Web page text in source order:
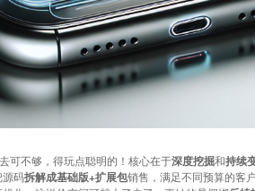
可不够，得玩点聪明的！核心在于深度挖掘和持续
源码拆解成基础版+扩展包销售，满足不同预算的客